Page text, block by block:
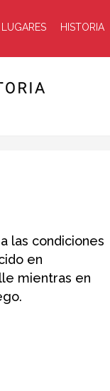
LUGARES HISTORIA
las condiciones
en
mientras en